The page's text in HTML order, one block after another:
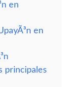
en
en
principales